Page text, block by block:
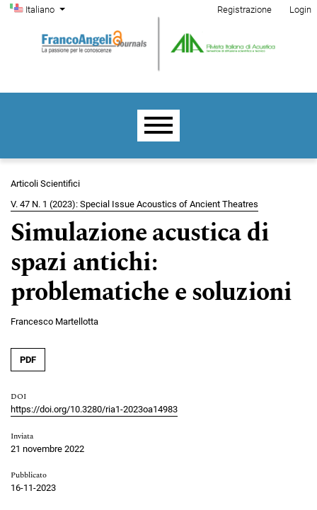
Salta al menu principale di navigazione
Salta al contenuto principale
Salta al piè di pagina del sito
Cambia la lingua. La lingua corrente è:
Italiano
Menu di amministrazione
Registrazione Login
Menu principale
Articoli Scientifici
V. 47 N. 1 (2023): Special Issue Acoustics of Ancient Theatres
Simulazione acustica di
spazi antichi:
problematiche e soluzioni
Francesco Martellotta
PDF
DOI
https://doi.org/10.3280/ria1-2023oa14983
Inviata
21 novembre 2022
Pubblicato
16-11-2023